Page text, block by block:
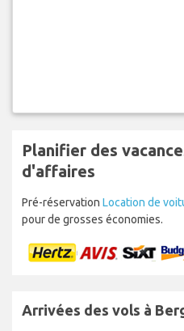
Planifier des
d'affaires
Pré-réservation Location de
pour de grosses économies.
Arrivées des vols à